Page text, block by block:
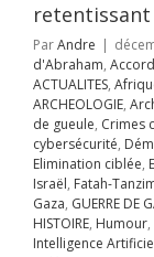
Institutions
Intelligence
Iran
JUDAISME
Justice
Kurdistan
Adom Maroc
News1 Offres
otages
juive Pogrom
POLITIQUE
retentissant
ParAndre |
d'Abraham,
ACTUALITES,
ARCHEOLOGIE,
de gueule, Crimes
cybersécurité,
Elimination ciblée,
Israël, Fatah-
Gaza, GUERRE DE
HISTOIRE, Humour,
Intelligence
son
sur le sud de
l’armée de l’air
des dépôts